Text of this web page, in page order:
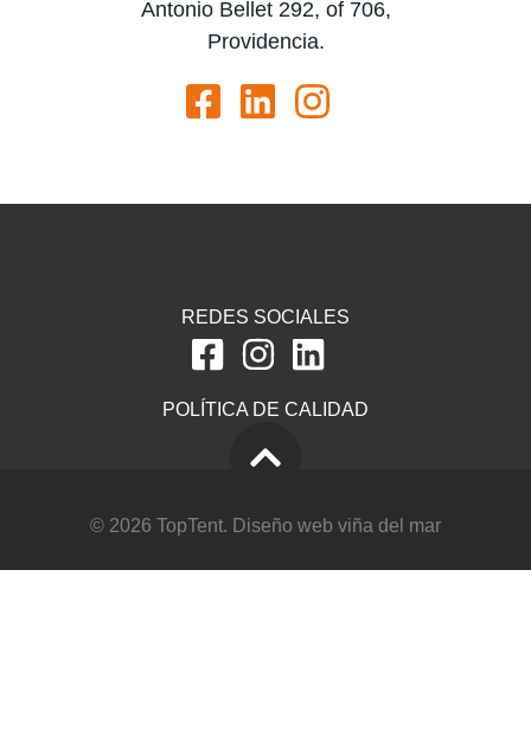
Antonio Bellet 292, of 706,
Providencia.
REDES SOCIALES
POLÍTICA DE CALIDAD
© 2026 TopTent. Diseño web viña del mar